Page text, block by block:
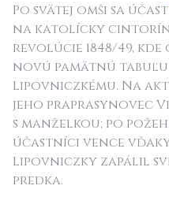
Po svätej omši sa
na katolícky cintorín
revolúcie 1848/49,
novú pamätnú
Lipovniczkému. Na
jeho praprasynovec
s manželkou; po
účastníci vence
Lipovniczky zapálil
predka.